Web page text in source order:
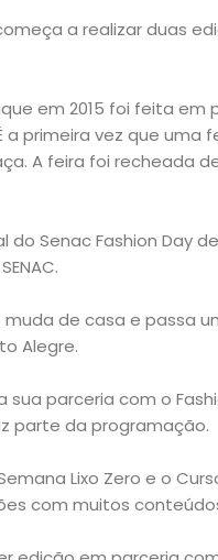
a realizar duas
em 2015 foi feita em
a primeira vez que
A feira foi recheada
do Senac Fashion Day
muda de casa e passa
Alegre.
parceria com o
parte da programação.
Lixo Zero e o
com muitos